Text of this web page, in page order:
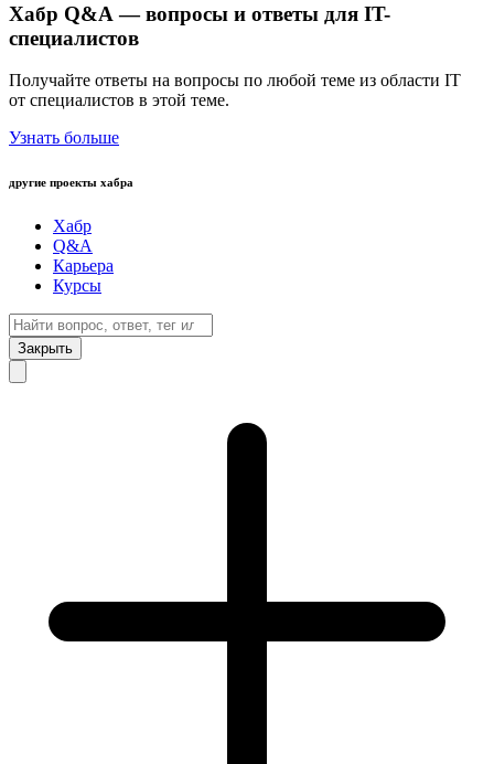
Хабр Q&A — вопросы и ответы для IT-
специалистов
Получайте ответы на вопросы по любой теме из области IT
от специалистов в этой теме.
Узнать больше
другие проекты хабра
Хабр
Q&A
Карьера
Курсы
Закрыть